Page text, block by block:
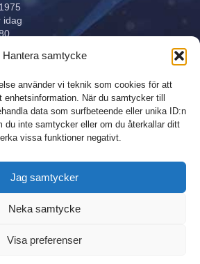
Hantera samtycke
använder vi teknik som cookies för att
enhetsinformation. När du samtycker till
data som surfbeteende eller unika ID:n
du inte samtycker eller om du återkallar ditt
vissa funktioner negativt.
Jag samtycker
Neka samtycke
Visa preferenser
idag
Sitemap